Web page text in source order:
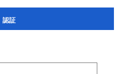
認証